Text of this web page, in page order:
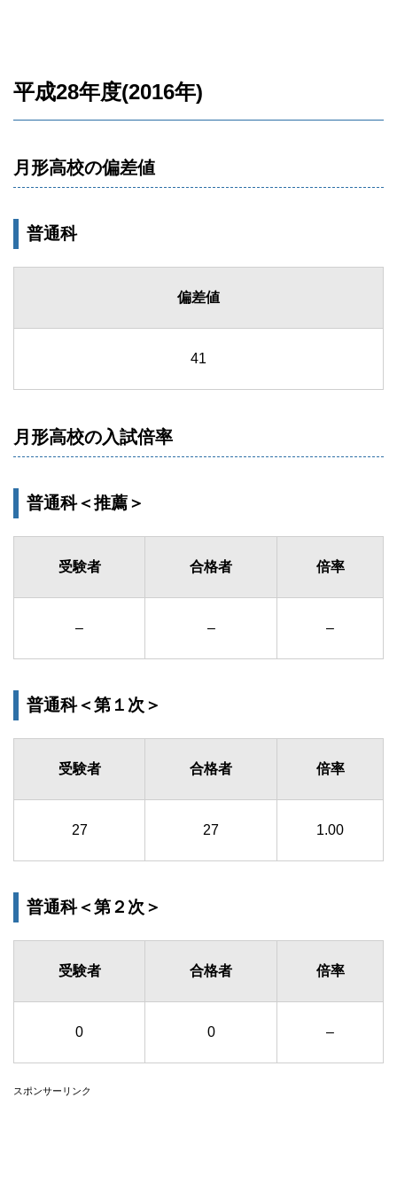
平成28年度(2016年)
月形高校の偏差値
普通科
偏差値
41
月形高校の入試倍率
普通科＜推薦＞
受験者 合格者 倍率
– – –
普通科＜第１次＞
受験者 合格者 倍率
27 27 1.00
普通科＜第２次＞
受験者 合格者 倍率
0 0 –
スポンサーリンク